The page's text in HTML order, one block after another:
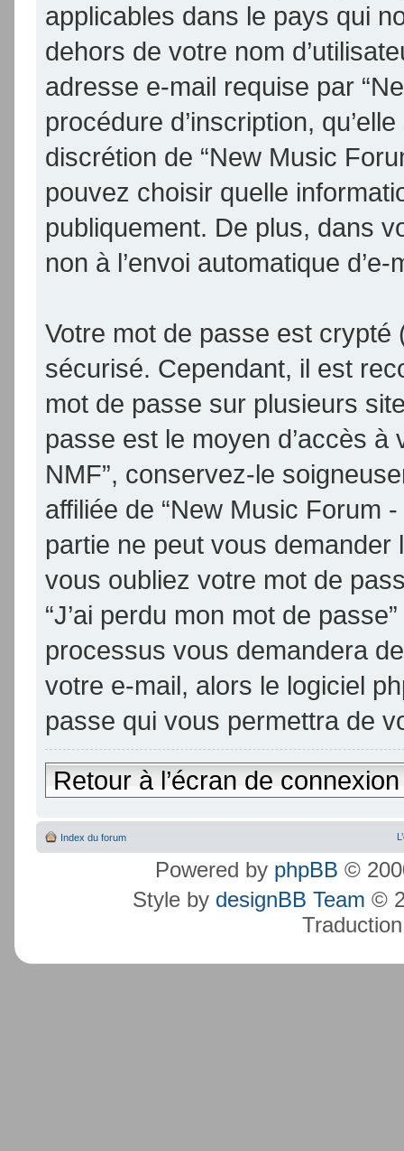
applicables dans le pays qui
dehors de votre nom
adresse e-mail requise par
procédure d’inscription,
discrétion de “New Music
pouvez choisir quelle
publiquement. De plus, dans
non à l’envoi automatique
Votre mot de passe est crypté
sécurisé. Cependant, il est
mot de passe sur plusieurs
passe est le moyen d’accès
NMF”, conservez-le
affiliée de “New Music Forum
partie ne peut vous
vous oubliez votre mot de
“J’ai perdu mon mot de
processus vous demandera
votre e-mail, alors le logiciel
passe qui vous permettra de
Retour à l’écran de connexion
Index du forum
Powered by phpBB ©
Style by designBB Team ©